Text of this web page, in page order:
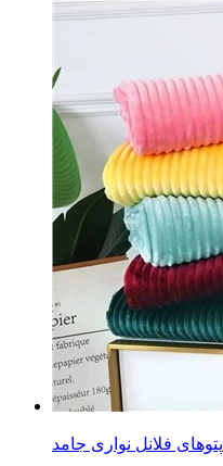
پتوهای فلانل نواری جامد